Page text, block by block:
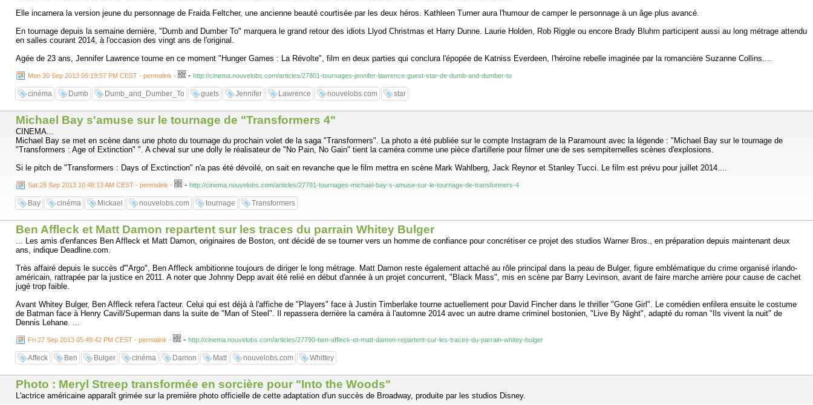
Elle incarnera la version jeune du personnage de Fraida Feltcher, une ancienne beauté courtisée par les deux héros. Kathleen Turner aura l'humour de camper le personnage à un âge plus avancé.
En tournage depuis la semaine dernière, "Dumb and Dumber To" marquera le grand retour des idiots Llyod Christmas et Harry Dunne. Laurie Holden, Rob Riggle ou encore Brady Bluhm participent aussi au long métrage attendu
en salles courant 2014, à l'occasion des vingt ans de l'original.
Agée de 23 ans, Jennifer Lawrence tourne en ce moment "Hunger Games : La Révolte", film en deux parties qui conclura l'épopée de Katniss Everdeen, l'héroïne rebelle imaginée par la romancière Suzanne Collins....
Mon 30 Sep 2013 05:19:57 PM CEST - permalink - - http://cinema.nouvelobs.com/articles/27801-tournages-jennifer-lawrence-guest-star-de-dumb-and-dumber-to
cinéma Dumb Dumb_and_Dumber_To guets Jennifer Lawrence nouvelobs.com star
Michael Bay s'amuse sur le tournage de "Transformers 4"
CINEMA...
Michael Bay se met en scène dans une photo du tournage du prochain volet de la saga "Transformers". La photo a été publiée sur le compte Instagram de la Paramount avec la légende : "Michael Bay sur le tournage de
"Transformers : Age of Extinction" ". A cheval sur une dolly le réalisateur de "No Pain, No Gain" tient la caméra comme une pièce d'artillerie pour filmer une de ses sempiternelles scènes d'explosions.
Si le pitch de "Transformers : Days of Exctinction" n'a pas été dévoilé, on sait en revanche que le film mettra en scène Mark Wahlberg, Jack Reynor et Stanley Tucci. Le film est prévu pour juillet 2014....
Sat 28 Sep 2013 10:48:13 AM CEST - permalink - - http://cinema.nouvelobs.com/articles/27791-tournages-michael-bay-s-amuse-sur-le-tournage-de-transformers-4
Bay cinéma Mickael nouvelobs.com tournage Transformers
Ben Affleck et Matt Damon repartent sur les traces du parrain Whitey Bulger
... Les amis d'enfances Ben Affleck et Matt Damon, originaires de Boston, ont décidé de se tourner vers un homme de confiance pour concrétiser ce projet des studios Warner Bros., en préparation depuis maintenant deux
ans, indique Deadline.com.
Très affairé depuis le succès d'"Argo", Ben Affleck ambitionne toujours de diriger le long métrage. Matt Damon reste également attaché au rôle principal dans la peau de Bulger, figure emblématique du crime organisé irlando-
américain, rattrapée par la justice en 2011. A noter que Johnny Depp avait été relié en début d'année à un projet concurrent, "Black Mass", mis en scène par Barry Levinson, avant de faire marche arrière pour cause de cachet
jugé trop faible.
Avant Whitey Bulger, Ben Affleck refera l'acteur. Celui qui est déjà à l'affiche de "Players" face à Justin Timberlake tourne actuellement pour David Fincher dans le thriller "Gone Girl". Le comédien enfilera ensuite le costume
de Batman face à Henry Cavill/Superman dans la suite de "Man of Steel". Il repassera derrière la caméra à l'automne 2014 avec un autre drame criminel bostonien, "Live By Night", adapté du roman "Ils vivent la nuit" de
Dennis Lehane. ...
Fri 27 Sep 2013 05:49:42 PM CEST - permalink - - http://cinema.nouvelobs.com/articles/27790-ben-affleck-et-matt-damon-repartent-sur-les-traces-du-parrain-whitey-bulger
Affeck Ben Bulger cinéma Damon Matt nouvelobs.com Whittey
Photo : Meryl Streep transformée en sorcière pour "Into the Woods"
L'actrice américaine apparaît grimée sur la première photo officielle de cette adaptation d'un succès de Broadway, produite par les studios Disney.